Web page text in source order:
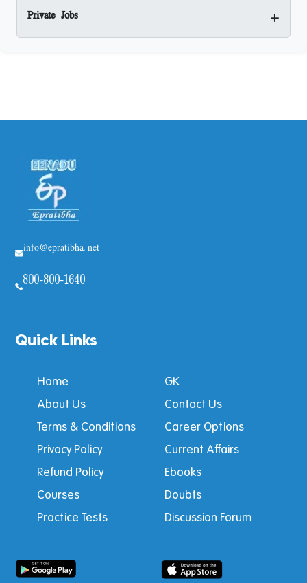
Private Jobs +
info@epratibha.net
800-800-1640
Quick Links
Home
GK
About Us
Contact Us
Terms & Conditions
Career Options
Privacy Policy
Current Affairs
Refund Policy
Ebooks
Courses
Doubts
Practice Tests
Discussion Forum